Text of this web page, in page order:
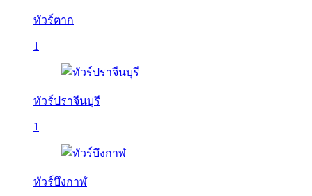
ทัวร์ตาก
1
ทัวร์ปราจีนบุรี
1
ทัวร์บึงกาฬ